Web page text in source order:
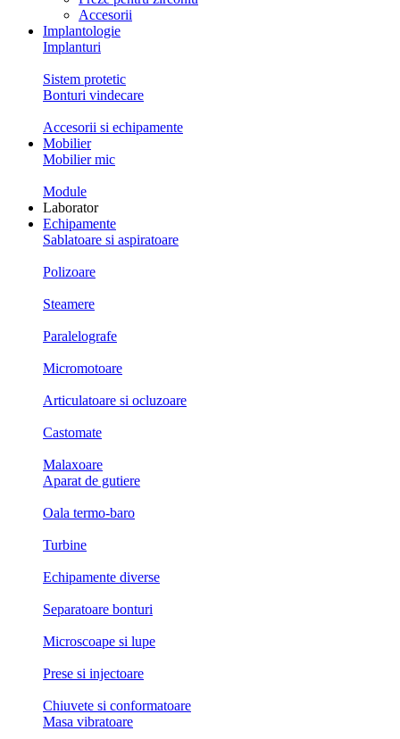
Accesorii
Implantologie
Implanturi
Sistem protetic
Bonturi vindecare
Accesorii si echipamente
Mobilier
Mobilier mic
Module
Laborator
Echipamente
Sablatoare si aspiratoare
Polizoare
Steamere
Paralelografe
Micromotoare
Articulatoare si ocluzoare
Castomate
Malaxoare
Aparat de gutiere
Oala termo-baro
Turbine
Echipamente diverse
Separatoare bonturi
Microscoape si lupe
Prese si injectoare
Chiuvete si conformatoare
Masa vibratoare